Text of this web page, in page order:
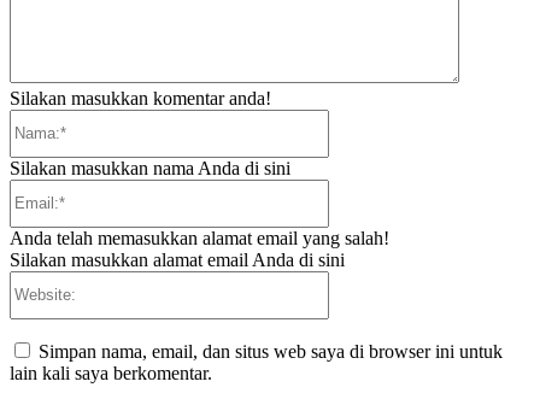
Silakan masukkan komentar anda!
Silakan masukkan nama Anda di sini
Anda telah memasukkan alamat email yang salah!
Silakan masukkan alamat email Anda di sini
Simpan nama, email, dan situs web saya di browser ini untuk
lain kali saya berkomentar.